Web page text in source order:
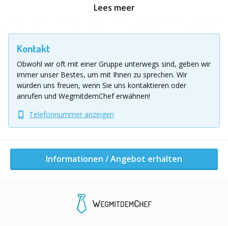
Team. Die Spielfeldgröße lässt sich flexibel an die
nach Wunsch zwischen 10 und 35 Minuten. Schnell
zeigt sich, dass nicht nur Schnelligkeit zählt: Mit kluger
Teamarbeit, taktischem Geschick und der richtigen
Strategie lassen sich auch körperlich stärkere Gegner
überraschen. Bubble Ball eignet sich perfekt für
Firmenevents, Vereinsfeste oder private Gruppen und
bietet aktive Unterhaltung für Teilnehmer und
Zuschauer gleichermaßen.
Kaiserslaulautern - Koblenz - Mannheim - Stuttgart -
Informationen / Angebot erhalten
Lees meer
Kontakt
Obwohl wir oft mit einer Gruppe unterwegs sind, geben wir
immer unser Bestes, um mit Ihnen zu sprechen. Wir
würden uns freuen, wenn Sie uns kontaktieren oder
anrufen und WegmitdemChef erwähnen!
Telefonnummer anzeigen
Informationen / Angebot erhalten